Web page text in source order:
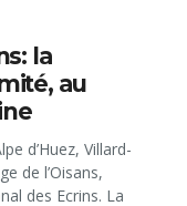
la
au
d’Huez, Villard-
de l’Oisans,
des Ecrins. La